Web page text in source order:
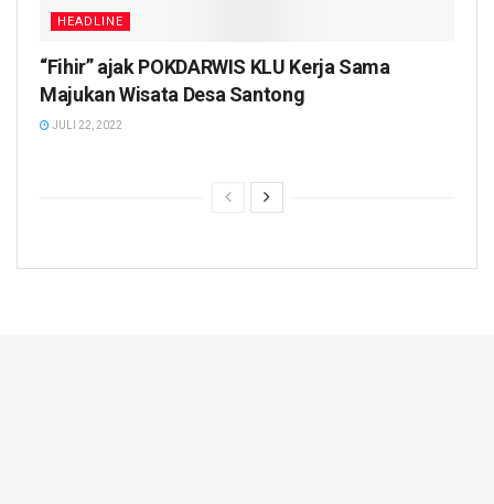
HEADLINE
“Fihir” ajak POKDARWIS KLU Kerja Sama
Majukan Wisata Desa Santong
JULI 22, 2022